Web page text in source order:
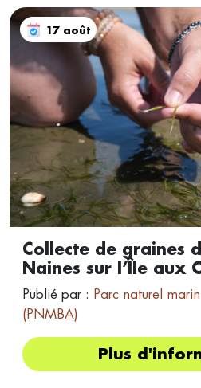
17 août
Collecte de graines
Naines sur l’Île aux
Publié par : Parc naturel
(PNMBA)
Plus